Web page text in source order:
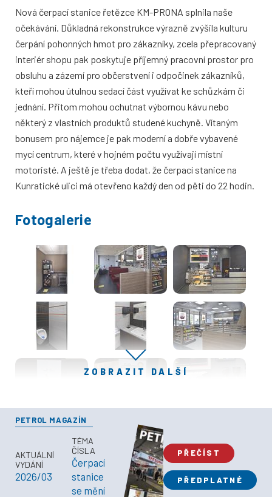
Nová čerpací stanice řetězce KM-PRONA splnila naše
očekávání. Důkladná rekonstrukce výrazně zvýšila kulturu
čerpání pohonných hmot pro zákazníky, zcela přepracovaný
interiér shopu pak poskytuje příjemný pracovní prostor pro
obsluhu a zázemí pro občerstvení i odpočinek zákazníků,
kteří mohou útulnou sedací část využívat ke schůzkám či
jednání. Přitom mohou ochutnat výbornou kávu nebo
některý z vlastních produktů studené kuchyně. Vítaným
bonusem pro nájemce je pak moderní a dobře vybavené
mycí centrum, které v hojném počtu využívají místní
motoristé. A ještě je třeba dodat, že čerpací stanice na
Kunratické ulici má otevřeno každý den od pěti do 22 hodin.
Fotogalerie
ZOBRAZIT DALŠÍ
PETROL MAGAZÍN
AKTUÁLNÍ
VYDÁNÍ
2026/03
TÉMA
ČÍSLA
Čerpací
stanice
se mění
PŘEČÍST
PŘEDPLATNÉ